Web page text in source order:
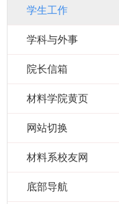
学生工作
学科与外事
院长信箱
材料学院黄页
网站切换
材料系校友网
底部导航